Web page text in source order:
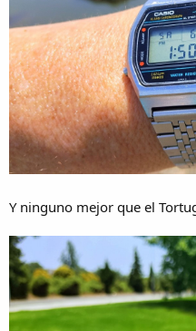
Y ninguno mejor que el